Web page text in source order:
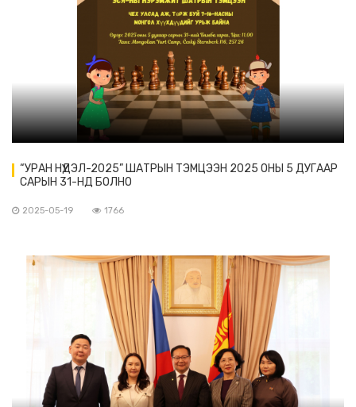
“УРАН НҮҮДЭЛ-2025” ШАТРЫН ТЭМЦЭЭН 2025 ОНЫ 5 ДУГААР
САРЫН 31-НД БОЛНО
2025-05-19 1766